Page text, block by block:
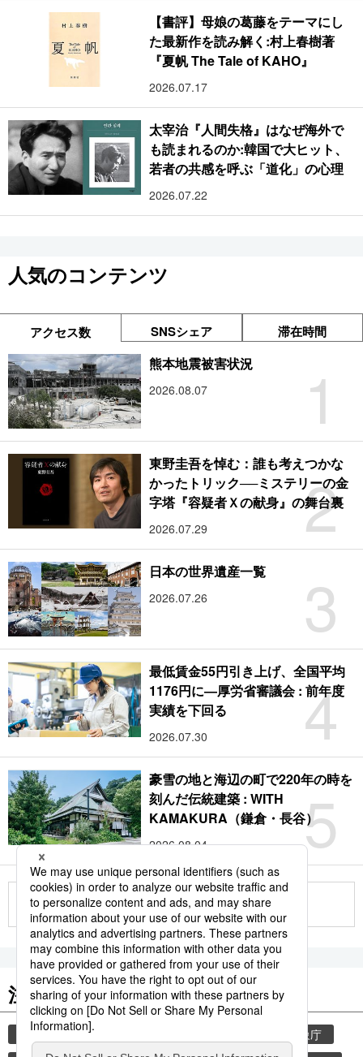
【書評】母娘の葛藤をテーマにし
た最新作を読み解く:村上春樹著
『夏帆 The Tale of KAHO』
2026.07.17
太宰治『人間失格』はなぜ海外で
も読まれるのか:韓国で大ヒット、
若者の共感を呼ぶ「道化」の心理
2026.07.22
人気のコンテンツ
アクセス数 SNSシェア 滞在時間
1
熊本地震被害状況
2026.08.07
2
東野圭吾を悼む：誰も考えつかな
かったトリック──ミステリーの金
字塔『容疑者Ｘの献身』の舞台裏
2026.07.29
3
日本の世界遺産一覧
2026.07.26
4
最低賃金55円引き上げ、全国平均
1176円に―厚労省審議会 : 前年度
実績を下回る
2026.07.30
5
豪雪の地と海辺の町で220年の時を
刻んだ伝統建築 : WITH
KAMAKURA（鎌倉・長谷）
2026.08.04
もっと見る
注目のキーワード
共同通信ニュース
気象庁